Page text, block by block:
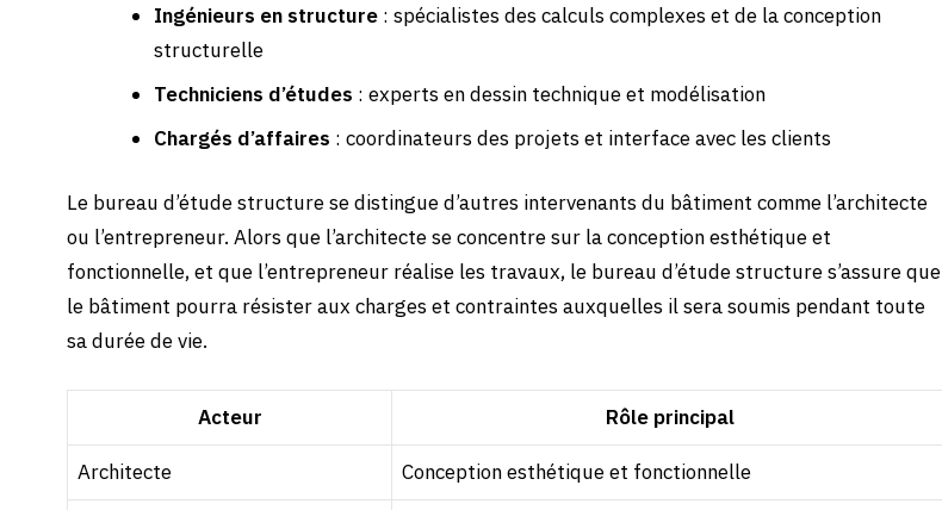
Ingénieurs en structure : spécialistes des calculs complexes et de la conception
structurelle
Techniciens d’études : experts en dessin technique et modélisation
Chargés d’affaires : coordinateurs des projets et interface avec les clients
Le bureau d’étude structure se distingue d’autres intervenants du bâtiment comme l’architecte
ou l’entrepreneur. Alors que l’architecte se concentre sur la conception esthétique et
fonctionnelle, et que l’entrepreneur réalise les travaux, le bureau d’étude structure s’assure que
le bâtiment pourra résister aux charges et contraintes auxquelles il sera soumis pendant toute
sa durée de vie.
Acteur Rôle principal
Architecte Conception esthétique et fonctionnelle